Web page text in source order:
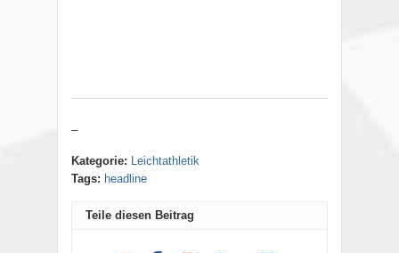
–
Kategorie: Leichtathletik
Tags: headline
Teile diesen Beitrag